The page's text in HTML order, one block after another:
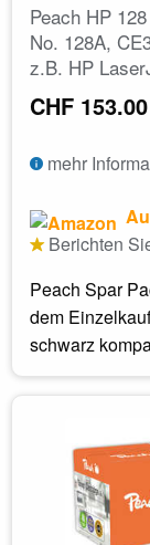
Peach HP
No. 128A,
z.B. HP
CHF 153.00
mehr
Berichten
Peach Spar
dem
schwarz